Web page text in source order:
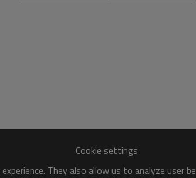
Cookie settings
They also allow us to analyze user